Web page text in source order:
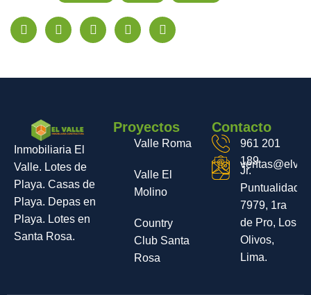
Inmobiliaria El
Valle. Lotes de
Playa. Casas de
Playa. Depas en
Playa. Lotes en
Santa Rosa.
Proyectos
Valle Roma
Valle El
Molino
Country
Club Santa
Rosa
Contacto
961 201
189
Jr.
Puntualidad
7979, 1ra
de Pro, Los
Olivos,
Lima.